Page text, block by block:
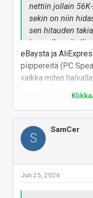
nettiin jollain
sekin on niin
sen hitauden
luomalla
nytThe Serial Port
koitin etsiä,
videota. Jotkut
hanskaa tuon
eBaysta ja
piippereitä (PC
vaikka miten halvalla.
S
SamCer
Jun 25, 2026